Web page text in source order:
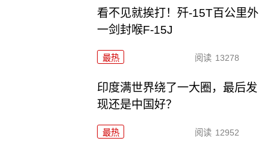
看不见就挨打！歼-15T百公里外
一剑封喉F-15J
最热 阅读 13278
印度满世界绕了一大圈，最后发
现还是中国好？
最热 阅读 12952